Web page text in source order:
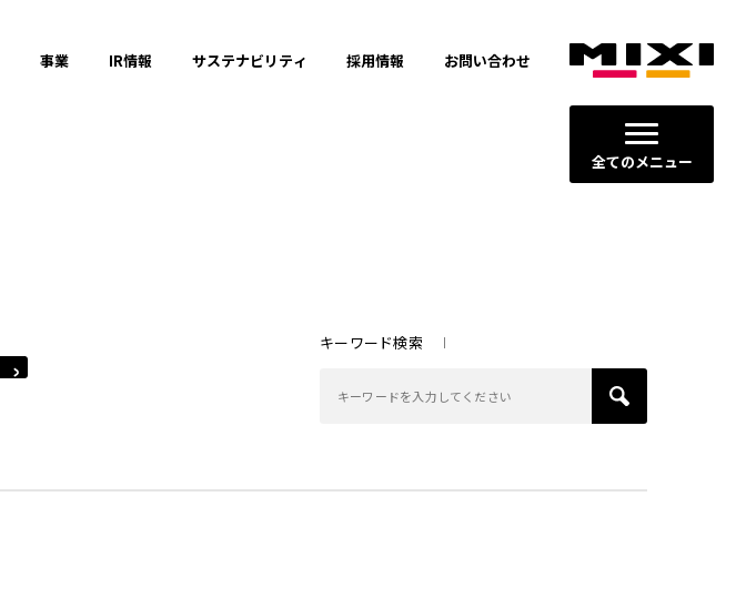
全てのメニュー
事業 IR情報 サステナビリティ 採用情報 お問い合わせ
キーワード検索